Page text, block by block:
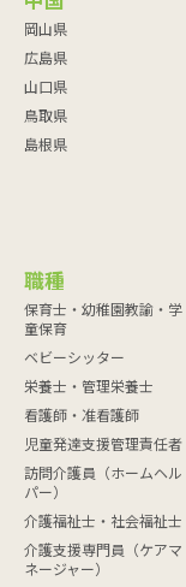
岡山県
広島県
山口県
鳥取県
島根県
職種
保育士・幼稚園教諭・学
童保育
ベビーシッター
栄養士・管理栄養士
看護師・准看護師
児童発達支援管理責任者
訪問介護員（ホームヘル
パー）
介護福祉士・社会福祉士
介護支援専門員（ケアマ
ネージャー）